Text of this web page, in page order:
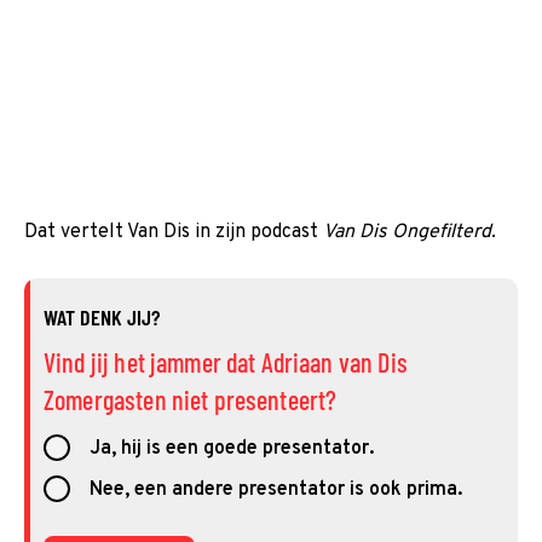
Dat vertelt Van Dis in zijn podcast Van Dis Ongefilterd.
WAT DENK JIJ?
Vind jij het jammer dat Adriaan van Dis
Zomergasten niet presenteert?
Ja, hij is een goede presentator.
Nee, een andere presentator is ook prima.